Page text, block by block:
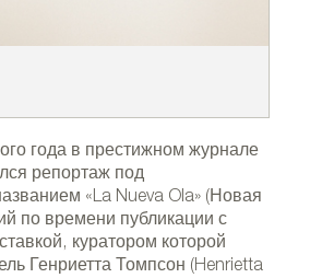
года в престижном журнале
репортаж под
«La Nueva Ola» (Новая
по времени публикации с
куратором которой
Генриетта Томпсон (Henrietta